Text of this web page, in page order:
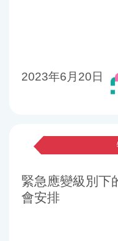
2023年6月20日
緊急應變級別下
會安排